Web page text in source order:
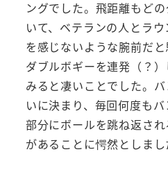
ングでした。飛距離もど
いて、ベテランの人とラ
を感じないような腕前だ
ダブルボギーを連発（？
みると凄いことでした。
いに決まり、毎回何度も
部分にボールを跳ね返さ
があることに愕然としま